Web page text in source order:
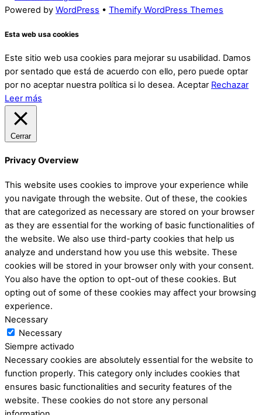
Powered by WordPress • Themify WordPress Themes
Esta web usa cookies
Este sitio web usa cookies para mejorar su usabilidad. Damos
por sentado que está de acuerdo con ello, pero puede optar
por no aceptar nuestra política si lo desea. Aceptar Rechazar
Leer más
Cerrar
Privacy Overview
This website uses cookies to improve your experience while
you navigate through the website. Out of these, the cookies
that are categorized as necessary are stored on your browser
as they are essential for the working of basic functionalities of
the website. We also use third-party cookies that help us
analyze and understand how you use this website. These
cookies will be stored in your browser only with your consent.
You also have the option to opt-out of these cookies. But
opting out of some of these cookies may affect your browsing
experience.
Necessary
Necessary
Siempre activado
Necessary cookies are absolutely essential for the website to
function properly. This category only includes cookies that
ensures basic functionalities and security features of the
website. These cookies do not store any personal